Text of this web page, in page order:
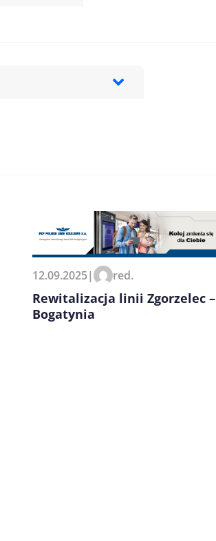
12.09.2025| red.
Rewitalizacja linii Zgorzelec –
Bogatynia